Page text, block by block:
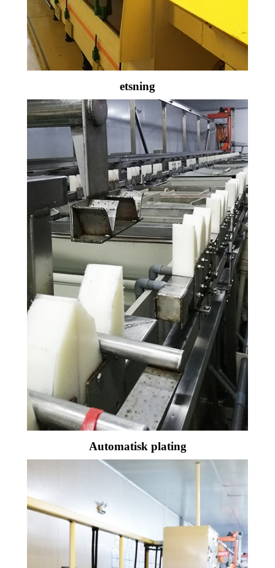
etsning
Automatisk plating